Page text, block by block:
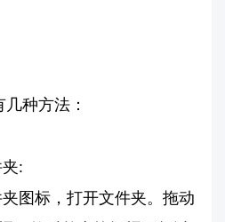
种方法：
:
图标，打开文件夹。拖动